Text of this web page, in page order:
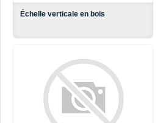
Échelle verticale en bois